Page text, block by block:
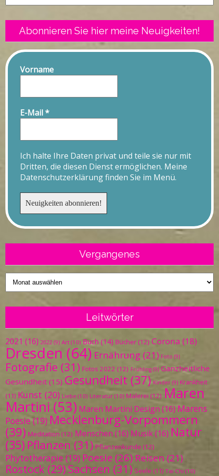
Abonnieren Sie hier meine Neuigkeiten!
Vorname
E-Mail*
Ich halte Ihre Daten privat und teile sie nur mit
Dritten, die diesen Dienst ermöglichen. Meine
Datenschutzerklärung finden Sie im Menü.
Vergangenes
Vergangenes
Leitwörter
2021 (16) 2022 (9) Art (10) Buch (14) Bücher (12) Corona (18)
Dresden (64) Ernährung (21) Foto (9)
Fotografie (31) Fotos 2022 (12) Frühling (9) Ganzheitliche
Gesundheit (15) Gesundheit (37) Kinder (9) Krankheit
(11) Kunst (20) Liebe (10) Literatur (10) Malerei (12) Maren
Martini (53) Maren Martini Design (16) Marens
Poesie(19) Mecklenburg-Vorpommern
(39) Meditation (12) Menschen (16) Musik(16) Natur
(35) Pflanzen (31) Pflanzenkunde (12)
Phytotherapie (19) Poesie (26) Reisen (21)
Rostock (29) Sachsen (31) Seele (11) Tai Chi (10)